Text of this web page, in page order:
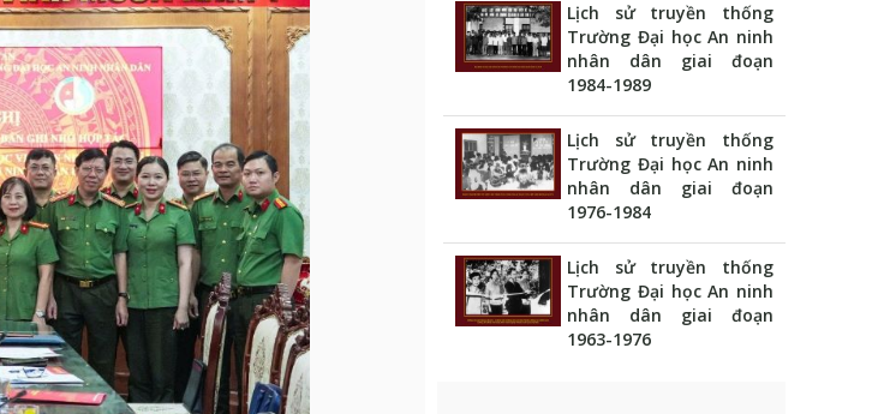
Lịch sử truyền thống
Trường Đại học An ninh
nhân dân giai đoạn
1984-1989
Lịch sử truyền thống
Trường Đại học An ninh
nhân dân giai đoạn
1976-1984
Lịch sử truyền thống
Trường Đại học An ninh
nhân dân giai đoạn
1963-1976